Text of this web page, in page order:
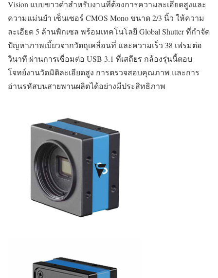
Vision แบบขาวดำสำหรับงานที่ต้องการความละเอียดสูงและ
ความแม่นยำ เซ็นเซอร์ CMOS Mono ขนาด 2/3 นิ้ว ให้ความ
ละเอียด 5 ล้านพิกเซล พร้อมเทคโนโลยี Global Shutter ที่กำจัด
ปัญหาภาพเบี้ยวจากวัตถุเคลื่อนที่ และความเร็ว 38 เฟรมต่อ
วินาที ผ่านการเชื่อมต่อ USB 3.1 ที่เสถียร กล้องรุ่นนี้ตอบ
โจทย์งานวัดมิติละเอียดสูง การตรวจสอบคุณภาพ และการ
อ่านรหัสบนสายพานผลิตได้อย่างมีประสิทธิภาพ